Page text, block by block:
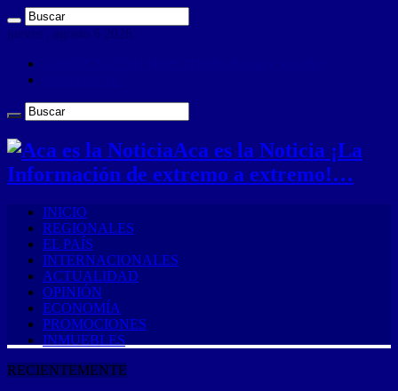
jueves , agosto 6 2026
Aca es la Noticia ¡La
Información de extremo a extremo!…
INICIO
REGIONALES
EL PAÍS
INTERNACIONALES
ACTUALIDAD
OPINIÓN
ECONOMÍA
PROMOCIONES
INMUEBLES
RECIENTEMENTE